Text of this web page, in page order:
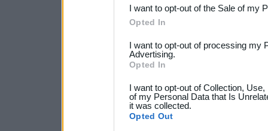
I want to opt-out of the Sale of my
Opted In
I want to opt-out of processing my
Advertising.
Opted In
I want to opt-out of Collection,
of my Personal Data that Is
it was collected.
Opted Out